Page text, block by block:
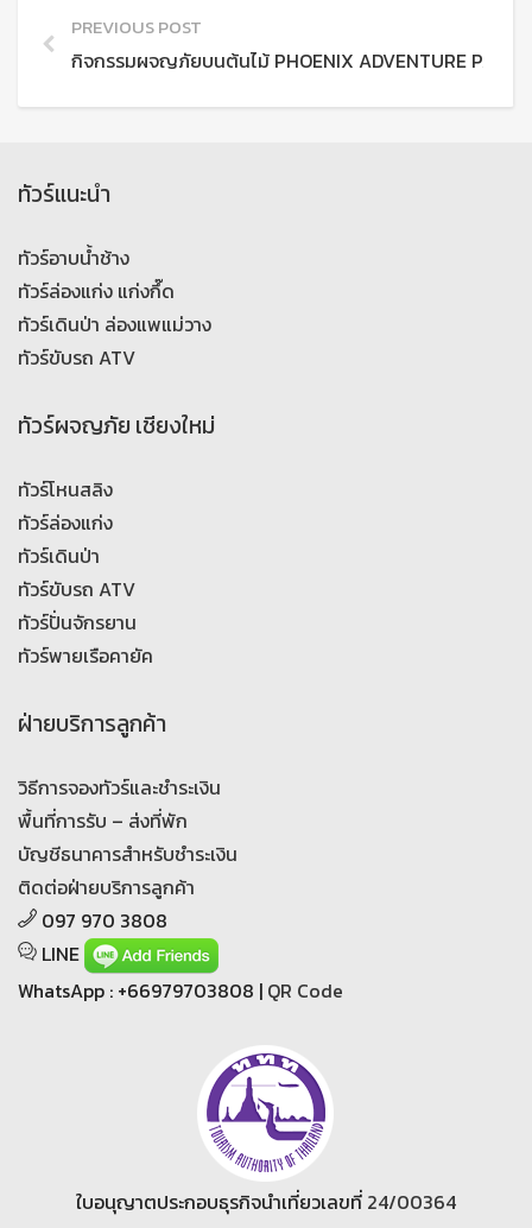
PREVIOUS POST
กิจกรรมผจญภัยบนต้นไม้ PHOENIX ADVENTURE PARK
ทัวร์แนะนำ
ทัวร์อาบน้ำช้าง
ทัวร์ล่องแก่ง แก่งกึ๊ด
ทัวร์เดินป่า ล่องแพแม่วาง
ทัวร์ขับรถ ATV
ทัวร์ผจญภัย เชียงใหม่
ทัวร์โหนสลิง
ทัวร์ล่องแก่ง
ทัวร์เดินป่า
ทัวร์ขับรถ ATV
ทัวร์ปั่นจักรยาน
ทัวร์พายเรือคายัค
ฝ่ายบริการลูกค้า
วิธีการจองทัวร์และชำระเงิน
พื้นที่การรับ – ส่งที่พัก
บัญชีธนาคารสำหรับชำระเงิน
ติดต่อฝ่ายบริการลูกค้า
097 970 3808
LINE
WhatsApp : +66979703808 | QR Code
ใบอนุญาตประกอบธุรกิจนำเที่ยวเลขที่ 24/00364